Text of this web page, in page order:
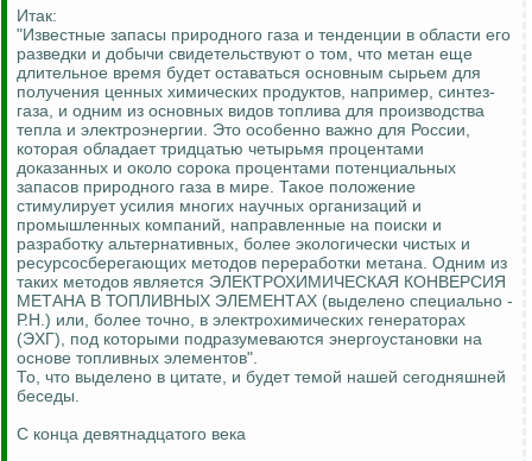
Итак:
"Известные запасы природного газа и тенденции в области его
разведки и добычи свидетельствуют о том, что метан еще
длительное время будет оставаться основным сырьем для
получения ценных химических продуктов, например, синтез-
газа, и одним из основных видов топлива для производства
тепла и электроэнергии. Это особенно важно для России,
которая обладает тридцатью четырьмя процентами
доказанных и около сорока процентами потенциальных
запасов природного газа в мире. Такое положение
стимулирует усилия многих научных организаций и
промышленных компаний, направленные на поиски и
разработку альтернативных, более экологически чистых и
ресурсосберегающих методов переработки метана. Одним из
таких методов является ЭЛЕКТРОХИМИЧЕСКАЯ КОНВЕРСИЯ
МЕТАНА В ТОПЛИВНЫХ ЭЛЕМЕНТАХ (выделено специально -
Р.Н.) или, более точно, в электрохимических генераторах
(ЭХГ), под которыми подразумеваются энергоустановки на
основе топливных элементов".
То, что выделено в цитате, и будет темой нашей сегодняшней
беседы.
С конца девятнадцатого века